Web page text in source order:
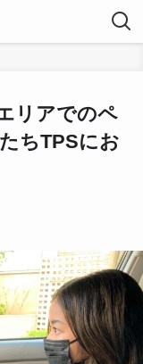
リアでのペ
ちTPSにお